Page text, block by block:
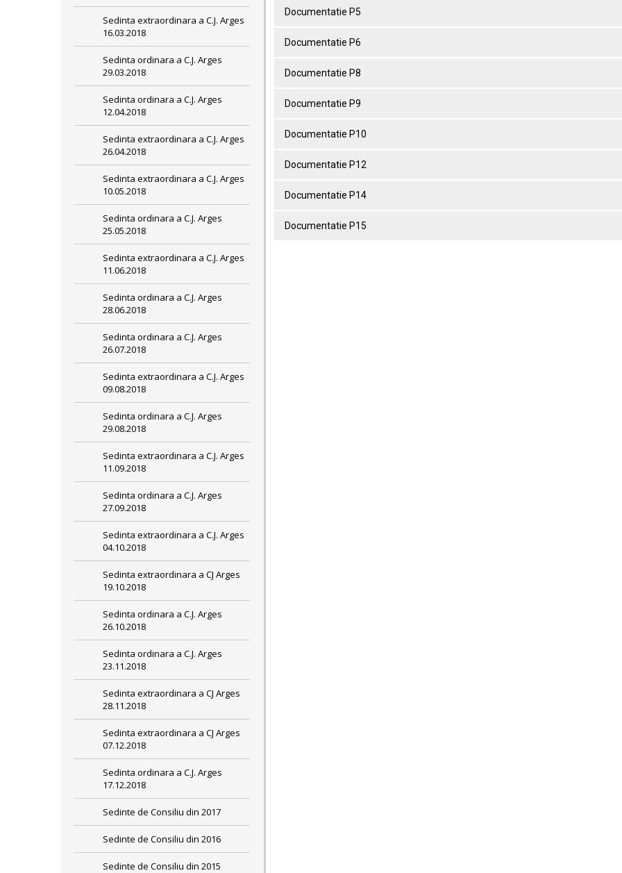
Sedinta extraordinara a C.J. Arges
16.03.2018
Sedinta ordinara a C.J. Arges
29.03.2018
Sedinta ordinara a C.J. Arges
12.04.2018
Sedinta extraordinara a C.J. Arges
26.04.2018
Sedinta extraordinara a C.J. Arges
10.05.2018
Sedinta ordinara a C.J. Arges
25.05.2018
Sedinta extraordinara a C.J. Arges
11.06.2018
Sedinta ordinara a C.J. Arges
28.06.2018
Sedinta ordinara a C.J. Arges
26.07.2018
Sedinta extraordinara a C.J. Arges
09.08.2018
Sedinta ordinara a C.J. Arges
29.08.2018
Sedinta extraordinara a C.J. Arges
11.09.2018
Sedinta ordinara a C.J. Arges
27.09.2018
Sedinta extraordinara a C.J. Arges
04.10.2018
Sedinta extraordinara a CJ Arges
19.10.2018
Sedinta ordinara a C.J. Arges
26.10.2018
Sedinta ordinara a C.J. Arges
23.11.2018
Sedinta extraordinara a CJ Arges
28.11.2018
Sedinta extraordinara a CJ Arges
07.12.2018
Sedinta ordinara a C.J. Arges
17.12.2018
Sedinte de Consiliu din 2017
Sedinte de Consiliu din 2016
Sedinte de Consiliu din 2015
Documentatie P5
Documentatie P6
Documentatie P8
Documentatie P9
Documentatie P10
Documentatie P12
Documentatie P14
Documentatie P15